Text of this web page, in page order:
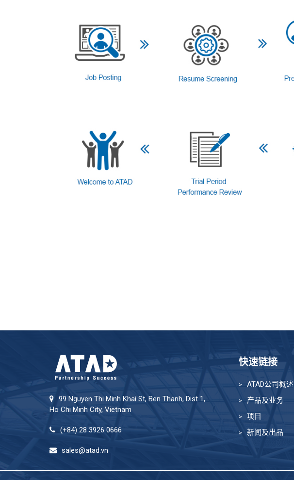
99 Nguyen Thi Minh Khai St, Ben Thanh, Dist 1,
Ho Chi Minh City, Vietnam
(+84) 28 3926 0666
sales@atad.vn
快速链接
ATAD公司概述
产品及业务
项目
新闻及出品